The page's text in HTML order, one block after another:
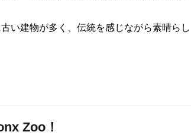
い建物が多く、伝統を感じながら素晴らし
Zoo！